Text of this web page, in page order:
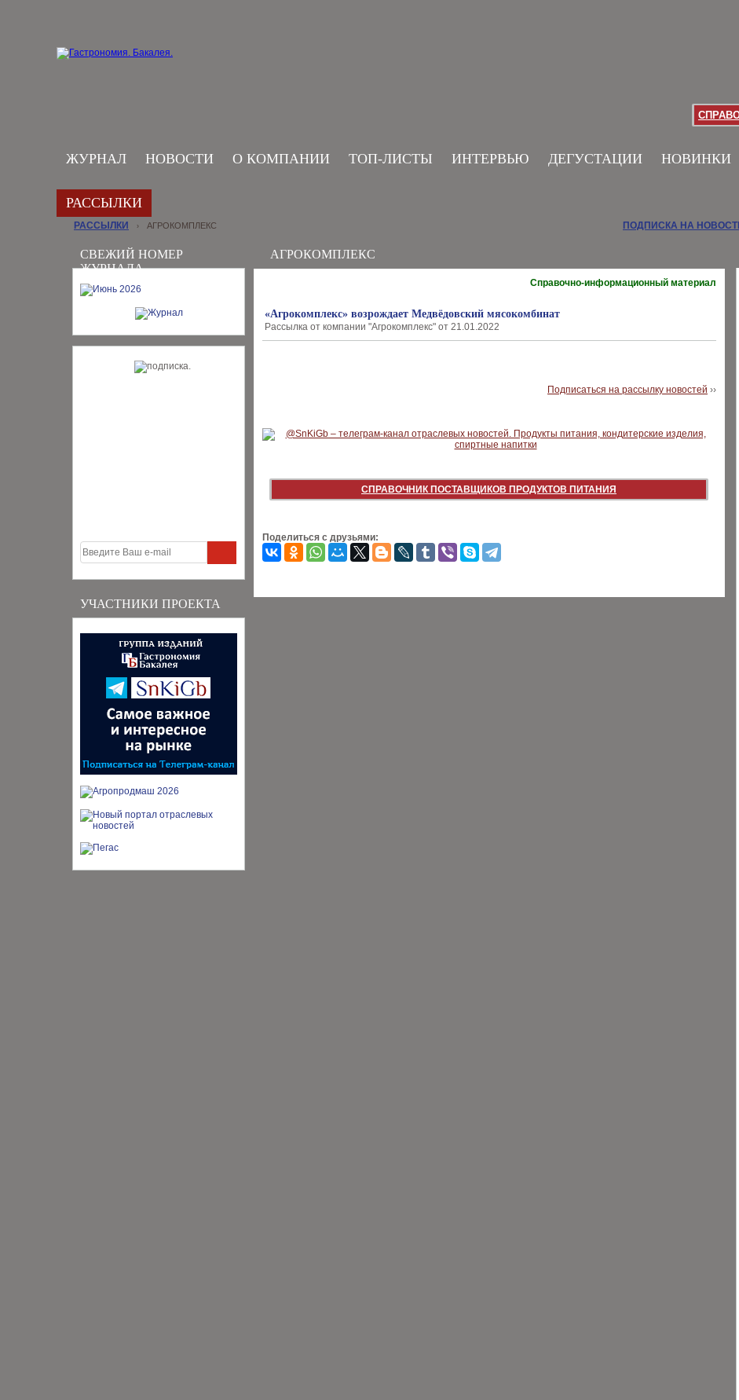
ЖУРНАЛ НОВОСТИ О КОМПАНИИ ТОП-ЛИСТЫ ИНТЕРВЬЮ ДЕГУСТАЦИИ НОВИНКИ
РАССЫЛКИ
СВЕЖИЙ НОМЕР
ЖУРНАЛА
УЧАСТНИКИ ПРОЕКТА
РАССЫЛКИ › АГРОКОМПЛЕКС ПОДПИСКА НА
АГРОКОМПЛЕКС
Справочно-информационный материал
«Агрокомплекс» возрождает Медвёдовский мясокомбинат
Рассылка от компании "Агрокомплекс" от 21.01.2022
Подписаться на рассылку новостей ››
СПРАВОЧНИК ПОСТАВЩИКОВ ПРОДУКТОВ ПИТАНИЯ
Поделиться с друзьями: